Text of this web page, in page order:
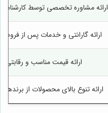
ارائه مشاوره تخصصی توسط
ارائه گارانتی و خدمات پس از فروش
ارائه قیمت مناسب و رقابتی
ارائه تنوع بالای محصولات از